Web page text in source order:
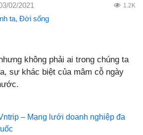
02/2021 1.2K
ta, Đời sống
không phải ai trong chúng ta
sự khác biệt của mâm cỗ ngày
– Mạng lưới doanh nghiệp đa